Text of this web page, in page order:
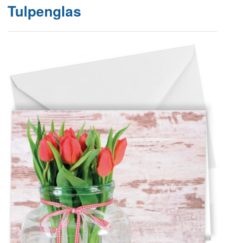
Tulpenglas